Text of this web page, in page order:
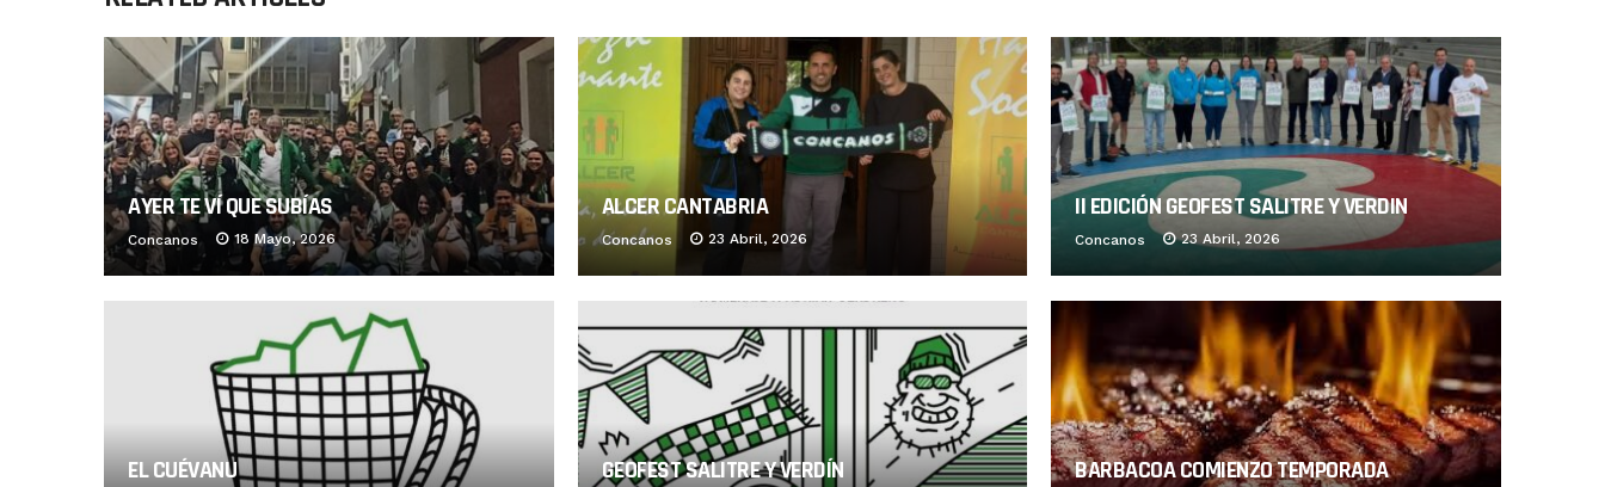
AYER TE VÍ QUE SUBÍAS
Concanos 18 Mayo, 2026
ALCER CANTABRIA
Concanos 23 Abril, 2026
II EDICIÓN GEOFEST SALITRE Y VERDIN
Concanos 23 Abril, 2026
EL CUÉVANU GEOFEST SALITRE Y VERDÍN BARBACOA COMIENZO TEMPORADA